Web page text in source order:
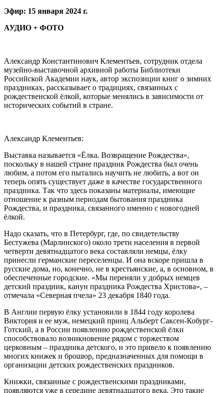
Эфир: 15 января 2024 г.
АУДИО + ФОТО
Александр Константинович Клементьев, сотрудник отдела
музейно-выставочной архивной работы Библиотеки
Российской Академии наук, автор экспозиции книг о зимних
праздниках, рассказывает о традициях, связанных с
рождественской ёлкой, которые менялись в зависимости от
исторических событий в стране.
Александр Клементьев:
Выставка называется «Ёлка. Возвращение Рождества»,
поскольку в нашей стране праздник Рождества был очень
любим, а потом его пытались научить не любить, а вот он
теперь опять существует даже в качестве государственного
праздника. Так что здесь показаны материалы, имеющие
отношение к разным периодам бытования праздника
Рождества, и праздника, связанного именно с новогодней
ёлкой.
Надо сказать, что в Петербург, где, по свидетельству
Бестужева (Марлинского) около трети населения в первой
четверти девятнадцатого века составляли немцы, ёлку
принесли германские переселенцы. И она вскоре пришла в
русские дома, но, конечно, не в крестьянские, а, в основном, в
обеспеченные городские. «Мы переняли у добрых немцев
детский праздник, канун праздника Рождества Христова», –
отмечала «Северная пчела» 23 декабря 1840 года.
В Англии первую ёлку установили в 1844 году королева
Виктория и ее муж, немецкий принц Альберт Саксен-Кобург-
Готский, а в России появлению рождественской ёлки
способствовало возникновение рядом с торжеством
церковным – праздника детского, и это привело к появлению
многих книжек и брошюр, предназначенных для помощи в
организации детских рождественских праздников.
Книжки, связанные с рождественскими праздниками,
появляются уже в середине девятнадцатого века. Это такие